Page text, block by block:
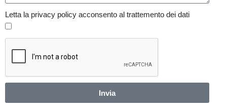
Letta la privacy policy acconsento al trattemento dei dati
Invia